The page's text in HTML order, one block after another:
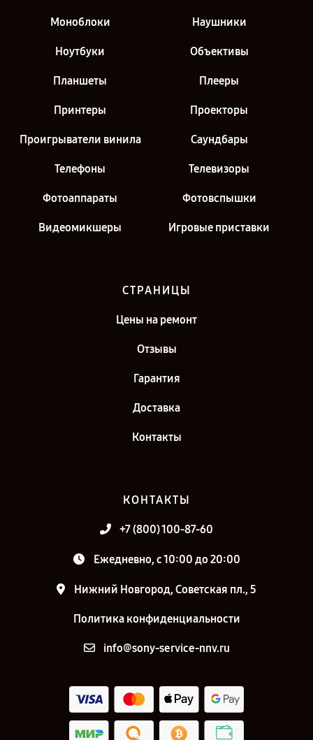
Моноблоки Наушники
Ноутбуки Объективы
Планшеты Плееры
Принтеры Проекторы
Проигрыватели винила Саундбары
Телефоны Телевизоры
Фотоаппараты Фотовспышки
Видеомикшеры Игровые приставки
СТРАНИЦЫ
Цены на ремонт
Отзывы
Гарантия
Доставка
Контакты
КОНТАКТЫ
+7 (800) 100-87-60
Ежедневно, с 10:00 до 20:00
Нижний Новгород, Советская пл., 5
Политика конфиденциальности
info@sony-service-nnv.ru